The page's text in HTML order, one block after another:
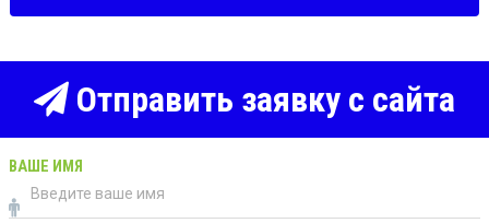
Отправить заявку с сайта
ВАШЕ ИМЯ